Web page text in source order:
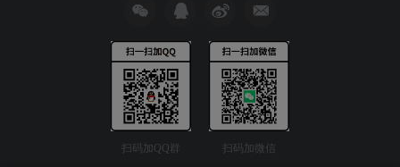
扫码加QQ群 扫码加微信